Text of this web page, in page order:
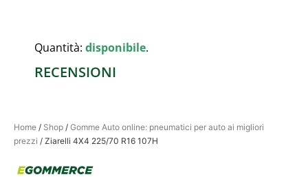
Home / Shop / Gomme Auto online: pneumatici per auto ai migliori
prezzi / Ziarelli 4X4 225/70 R16 107H
Quantità: disponibile.
RECENSIONI